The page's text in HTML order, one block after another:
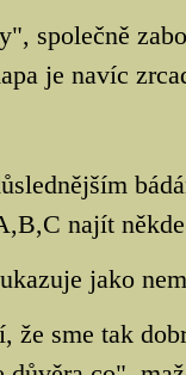
společně
je navíc
najít
jako
že sme tak